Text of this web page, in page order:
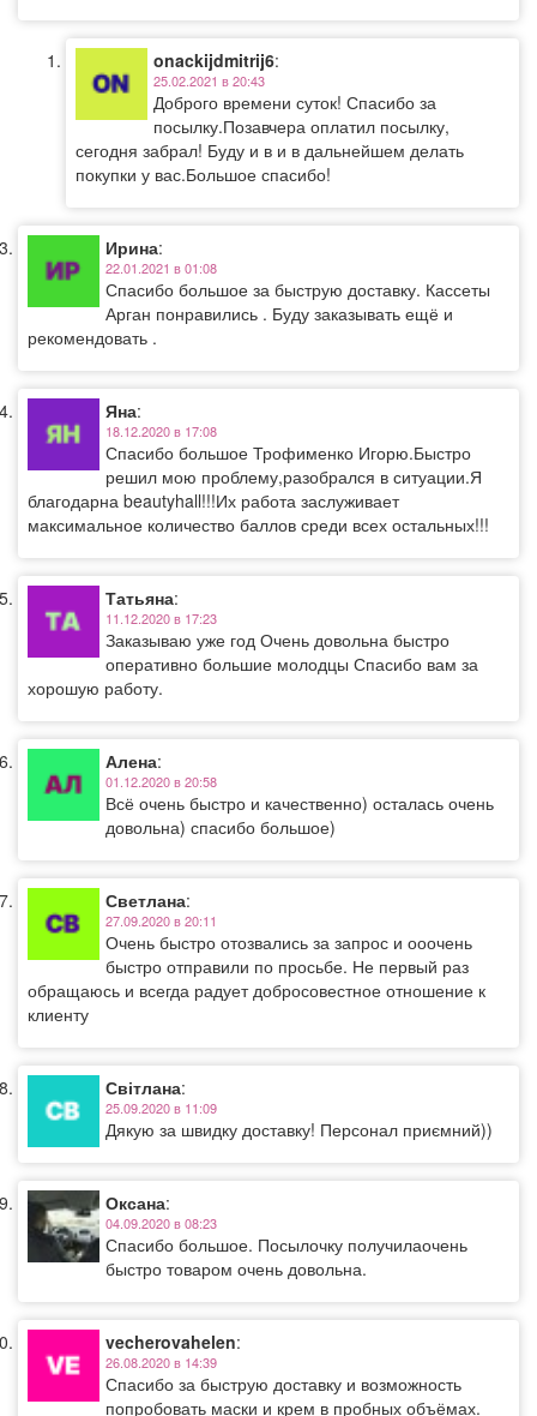
onackijdmitrij6:
25.02.2021 в 20:43
Доброго времени суток! Спасибо за
посылку.Позавчера оплатил посылку,
сегодня забрал! Буду и в и в дальнейшем делать
покупки у вас.Большое спасибо!
Ирина:
22.01.2021 в 01:08
Спасибо большое за быструю доставку. Кассеты
Арган понравились . Буду заказывать ещё и
рекомендовать .
Яна:
18.12.2020 в 17:08
Спасибо большое Трофименко Игорю.Быстро
решил мою проблему,разобрался в ситуации.Я
благодарна beautyhall!!!Их работа заслуживает
максимальное количество баллов среди всех остальных!!!
Татьяна:
11.12.2020 в 17:23
Заказываю уже год Очень довольна быстро
оперативно большие молодцы Спасибо вам за
хорошую работу.
Алена:
01.12.2020 в 20:58
Всё очень быстро и качественно) осталась очень
довольна) спасибо большое)
Светлана:
27.09.2020 в 20:11
Очень быстро отозвались за запрос и ооочень
быстро отправили по просьбе. Не первый раз
обращаюсь и всегда радует добросовестное отношение к
клиенту
Світлана:
25.09.2020 в 11:09
Дякую за швидку доставку! Персонал приємний))
Оксана:
04.09.2020 в 08:23
Спасибо большое. Посылочку получилаочень
быстро товаром очень довольна.
vecherovahelen:
26.08.2020 в 14:39
Спасибо за быструю доставку и возможность
попробовать маски и крем в пробных объёмах.